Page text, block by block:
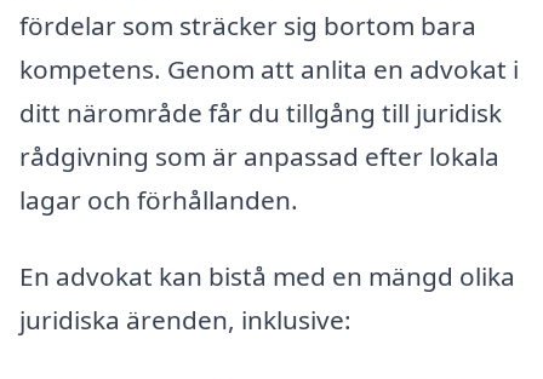
fördelar som sträcker sig bortom bara
kompetens. Genom att anlita en advokat i
ditt närområde får du tillgång till juridisk
rådgivning som är anpassad efter lokala
lagar och förhållanden.
En advokat kan bistå med en mängd olika
juridiska ärenden, inklusive: